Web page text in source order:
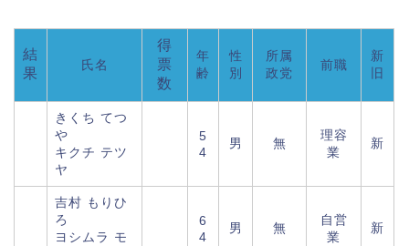
結
果
氏名
得
票
数
年
齢
性
別
所属
政党
前職
新
旧
きくち てつ
や
キクチ テツ
ヤ
5
4
男 無
理容
業
新
吉村 もりひ
ろ
ヨシムラ モ
6
4
男 無
自営
業
新